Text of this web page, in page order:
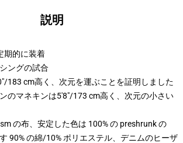
説明
期的に装着
ングの試合
183 cm高く、次元を運ぶことを証明しました
のマネキンは5'8"/173 cm高く、次元の小さい
の布、安定した色は 100% の preshrunk の
90% の綿/10% ポリエステル、デニムのヒーザ